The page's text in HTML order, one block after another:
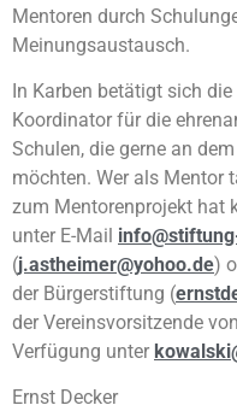
Mentoren durch
Meinungsaustausch.
In Karben betätigt sich
Koordinator für die
Schulen, die gerne an
möchten. Wer als Mentor
zum Mentorenprojekt hat
unter E-Mail
(j.astheimer@yohoo.de)
der Bürgerstiftung (
der Vereinsvorsitzende
Verfügung unter
Ernst